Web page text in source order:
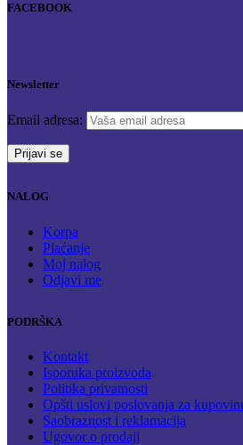
FACEBOOK
Newsletter
Email adresa:
NALOG
Korpa
Plaćanje
Moj nalog
Odjavi me
PODRŠKA
Kontakt
Isporuka proizvoda
Politika privatnosti
Opšti uslovi poslovanja za
Saobraznost i reklamacija
Ugovor o prodaji